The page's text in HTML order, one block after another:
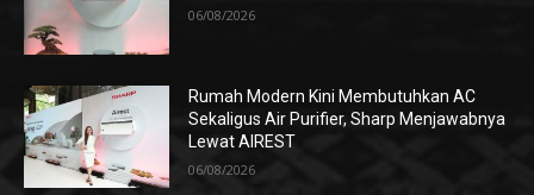
06/08/2026
Rumah Modern Kini Membutuhkan AC
Sekaligus Air Purifier, Sharp Menjawabnya
Lewat AIREST
06/08/2026